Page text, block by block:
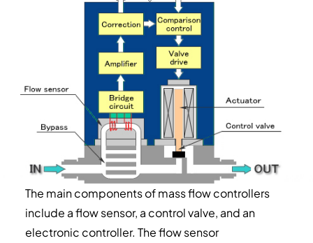
The main components of mass flow controllers
include a flow sensor, a control valve, and an
electronic controller. The flow sensor